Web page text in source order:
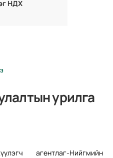
НДХ
урилга
агентлаг-Нийгмийн